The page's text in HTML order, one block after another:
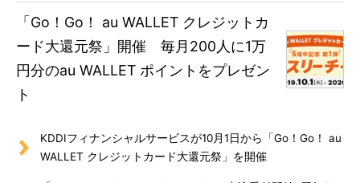
「Go！Go！ au WALLET クレジットカ
ード大還元祭」開催 毎月200人に1万
円分のau WALLET ポイントをプレゼン
ト
KDDIフィナンシャルサービスが10月1日から「Go！Go！ au
WALLET クレジットカード大還元祭」を開催